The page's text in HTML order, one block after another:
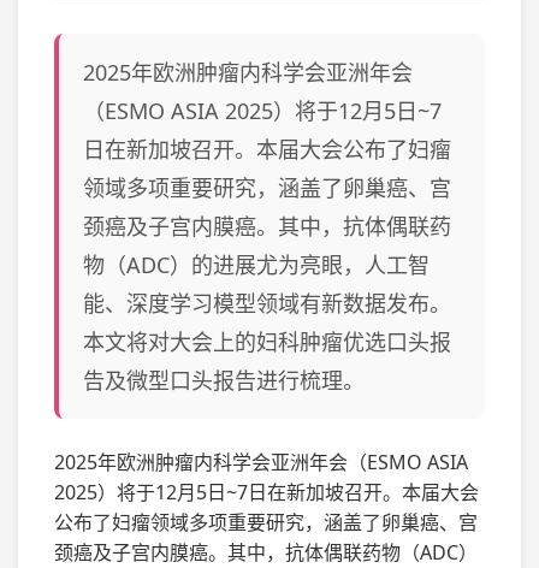
2025年欧洲肿瘤内科学会亚洲年会
（ESMO ASIA 2025）将于12月5日~7
日在新加坡召开。本届大会公布了妇瘤
领域多项重要研究，涵盖了卵巢癌、宫
颈癌及子宫内膜癌。其中，抗体偶联药
物（ADC）的进展尤为亮眼，人工智
能、深度学习模型领域有新数据发布。
本文将对大会上的妇科肿瘤优选口头报
告及微型口头报告进行梳理。
2025年欧洲肿瘤内科学会亚洲年会（ESMO ASIA
2025）将于12月5日~7日在新加坡召开。本届大会
公布了妇瘤领域多项重要研究，涵盖了卵巢癌、宫
颈癌及子宫内膜癌。其中，抗体偶联药物（ADC）